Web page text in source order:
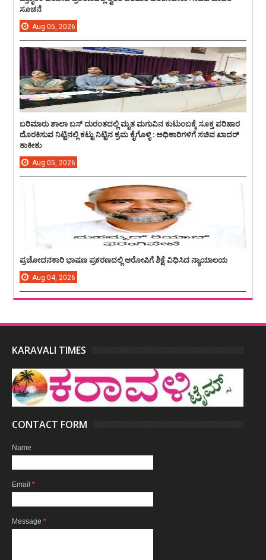
ಸೂಚನೆ
Aug 05, 2026
ಬರಿಮಾರು ಶಾಲಾ ಬಸ್ ದುರಂತದಲ್ಲಿ ಮೃತ ಮಗುವಿನ ಕುಟುಂಬಕ್ಕೆ ಸೂಕ್ತ ಪರಿಹಾರ
ದೊರಕಿಸುವ ನಿಟ್ಟಿನಲ್ಲಿ ಕಟ್ಟು ನಿಟ್ಟಿನ ಕ್ರಮ ಕೈಗೊಳ್ಳಿ : ಅಧಿಕಾರಿಗಳಿಗೆ ಸಚಿವ ಖಾದರ್
ತಾಕೀತು
Aug 05, 2026
ಪ್ರಚೋದನಕಾರಿ ಭಾಷಣ ಪ್ರಕರಣದಲ್ಲಿ ಆರೋಪಿಗೆ ಶಿಕ್ಷೆ ವಿಧಿಸಿದ ನ್ಯಾಯಾಲಯ
Aug 04, 2026
KARAVALI TIMES
CONTACT FORM
Name
Email *
Message *